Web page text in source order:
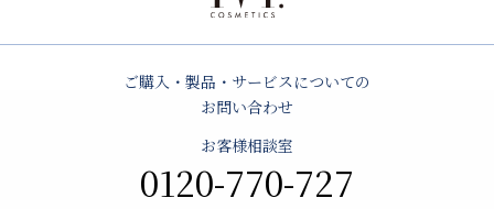
ご購入・製品・サービスについての
お問い合わせ
お客様相談室
0120-770-727